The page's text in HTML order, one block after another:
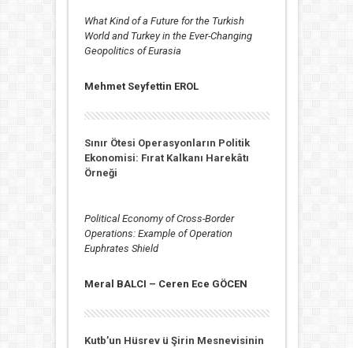
What Kind of a Future for the Turkish
World and Turkey in the Ever-Changing
Geopolitics of Eurasia
Mehmet Seyfettin EROL
Sınır Ötesi Operasyonların Politik
Ekonomisi: Fırat Kalkanı Harekâtı
Örneği
Political Economy of Cross-Border
Operations: Example of Operation
Euphrates Shield
Meral BALCI – Ceren Ece GÖCEN
Kutb’un Hüsrev ü Şirin Mesnevisinin